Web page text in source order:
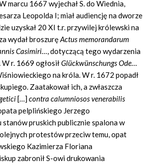
marcu 1667 wyjechał S. do Wiednia,
Leopolda I; miał audiencję na dworze
uzyskał 20 XI t.r. przywilej królewski na
wydał broszuręActus memorandarum
Casimiri…,dotyczącą tego wydarzenia
r. 1669 ogłosiłGlückwünschungsOde…
na króla. W r. 1672 popadł
Zaatakował ich, a zwłaszcza
[…]contra calumniosos venerabilis
pelplińskiego Jerzego
pruskich publicznie spalona w
protestów przeciw temu, opat
Kazimierza Floriana
zabronił S-owi drukowania